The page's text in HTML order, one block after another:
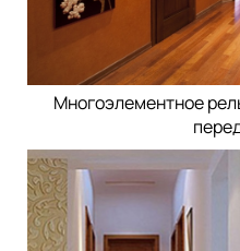
Многоэлементное